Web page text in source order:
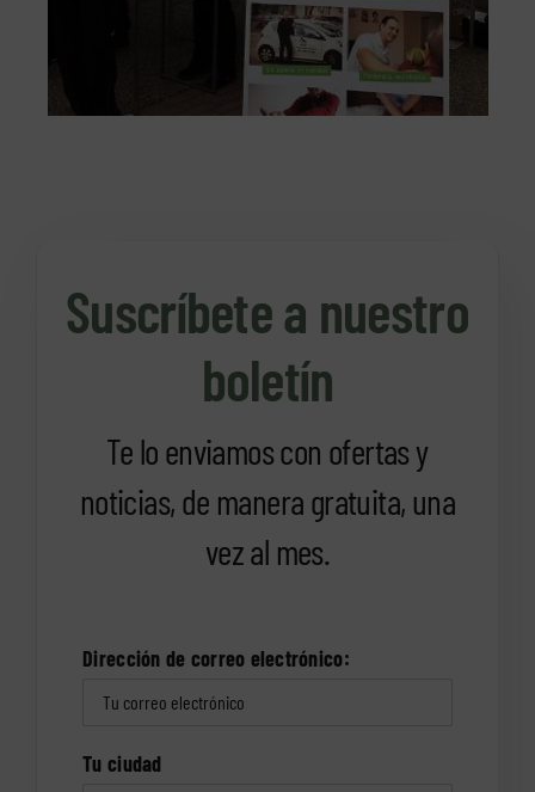
Suscríbete a nuestro
boletín
Te lo enviamos con ofertas y
noticias, de manera gratuita, una
vez al mes.
Dirección de correo electrónico:
Tu ciudad